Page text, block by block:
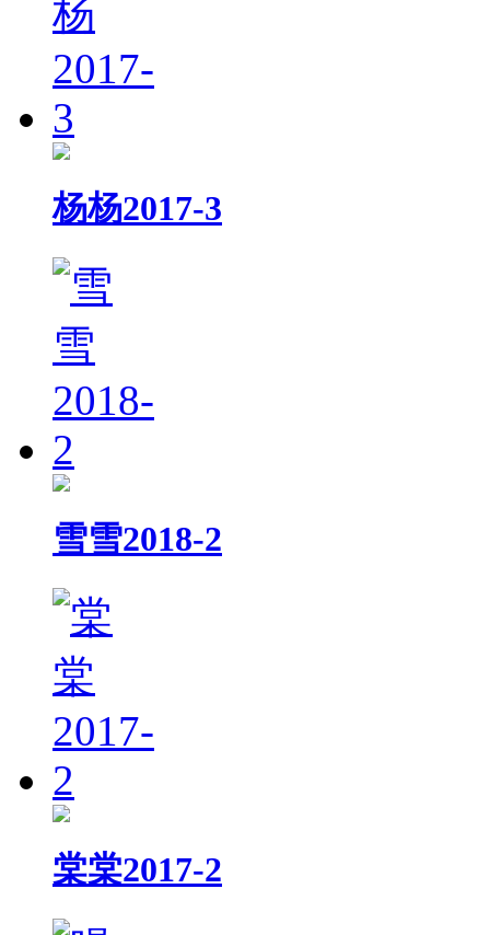
杨杨2017-3
雪雪2018-2
棠棠2017-2